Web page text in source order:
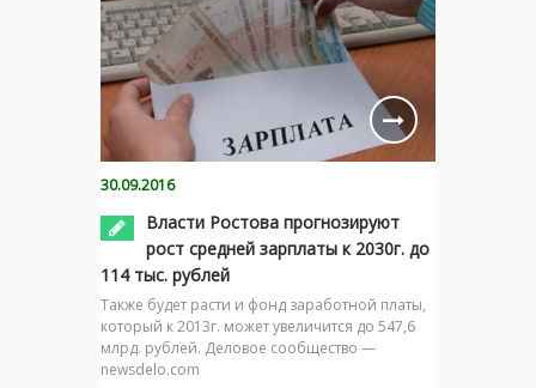
30.09.2016
Власти Ростова прогнозируют
рост средней зарплаты к 2030г. до
114 тыс. рублей
Также будет расти и фонд заработной платы,
который к 2013г. может увеличится до 547,6
млрд. рублей. Деловое сообщество —
newsdelo.com